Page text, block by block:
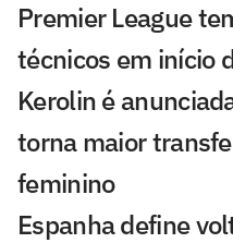
Premier League
técnicos em início
Kerolin é
torna maior
feminino
Espanha define